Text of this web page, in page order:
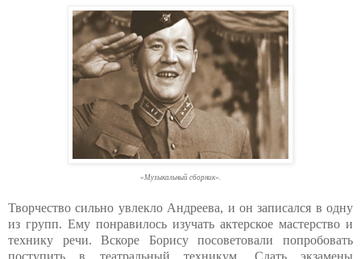
«Музыкальный сборник».
Творчество сильно увлекло Андреева, и он записался в одну
из групп. Ему понравилось изучать актерское мастерство и
технику речи. Вскоре Борису посоветовали попробовать
поступить в театральный техникум. Сдать экзамены